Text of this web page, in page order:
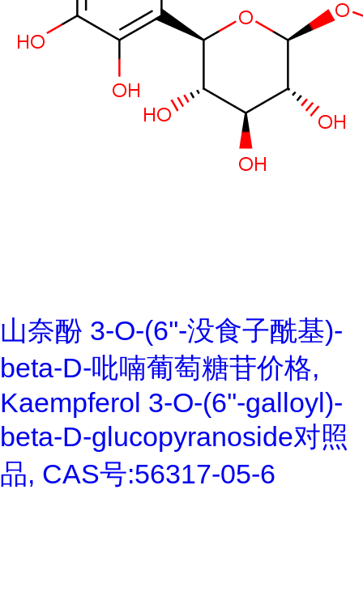
山奈酚 3-O-(6''-没食子酰基)-
beta-D-吡喃葡萄糖苷价格,
Kaempferol 3-O-(6''-galloyl)-
beta-D-glucopyranoside对照
品, CAS号:56317-05-6